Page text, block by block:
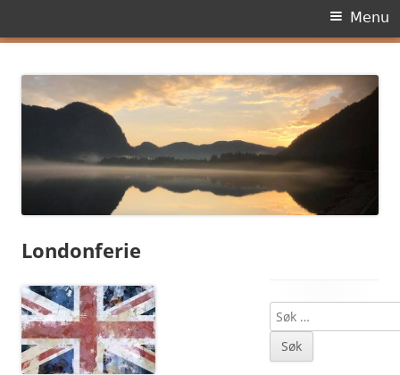
content
Menu
Londonferie
Main
Sidebar
Søk
etter: